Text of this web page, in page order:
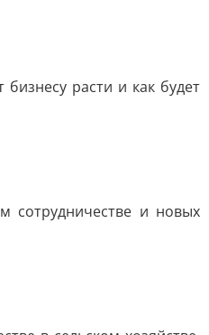
расти и как будет
сотрудничестве и новых